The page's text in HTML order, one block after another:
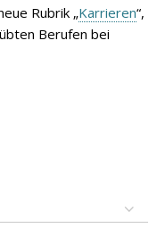
Rubrik „Karrieren“,
Berufen bei